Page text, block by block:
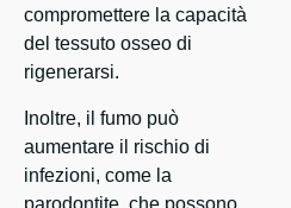
compromettere la capacità
del tessuto osseo di
rigenerarsi.
Inoltre, il fumo può
aumentare il rischio di
infezioni, come la
parodontite, che possono